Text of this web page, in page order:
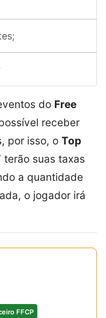
do Free
receber
por isso, o Top
terão suas taxas
a quantidade
o jogador irá
FFCP